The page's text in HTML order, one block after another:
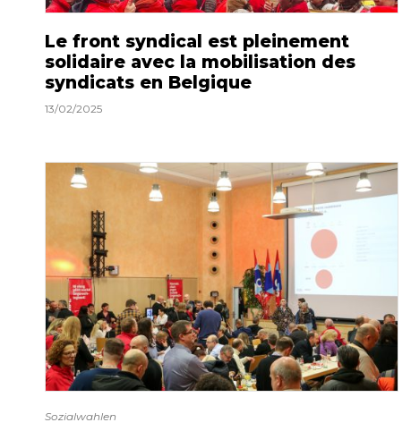
Le front syndical est pleinement
solidaire avec la mobilisation des
syndicats en Belgique
13/02/2025
Sozialwahlen